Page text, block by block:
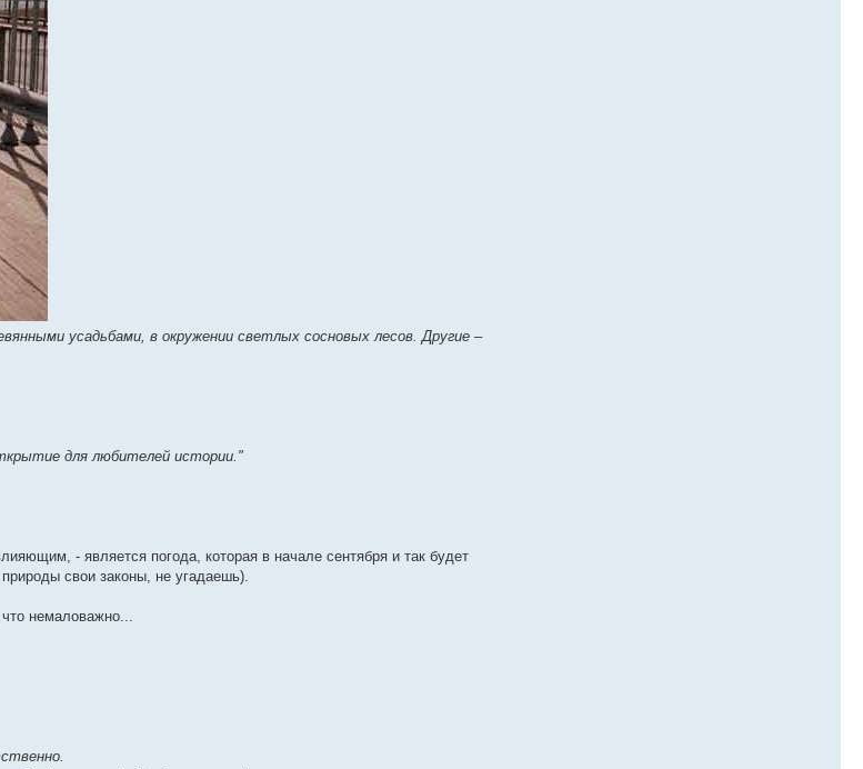
усадьбами, в окружении светлых сосновых лесов. Другие –
для любителей истории."
- является погода, которая в начале сентября и так будет
свои законы, не угадаешь).
немаловажно...